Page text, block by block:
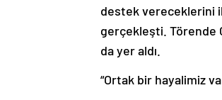
destek vereceklerini
gerçekleşti. Törende
da yer aldı.
“Ortak bir hayalimiz